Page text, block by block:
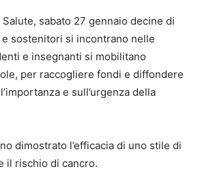
sabato 27 gennaio decine di
sostenitori si incontrano nelle
e insegnanti si mobilitano
per raccogliere fondi e diffondere
e sull’urgenza della
dimostrato l’efficacia di uno stile di
il rischio di cancro.